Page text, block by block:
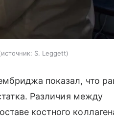
источник: S. Leggett
показал, что
Различия между
костного